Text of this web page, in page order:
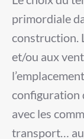
primordiale
construction.
et/ou aux
configuration
avec les
transport…